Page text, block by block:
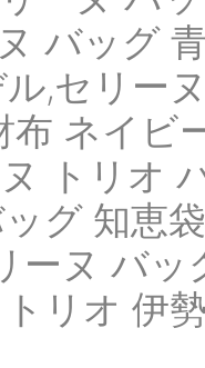
バッグ
,セリー
ネイビ
トリオ
グ 知恵
ーヌ バ
リオ 伊